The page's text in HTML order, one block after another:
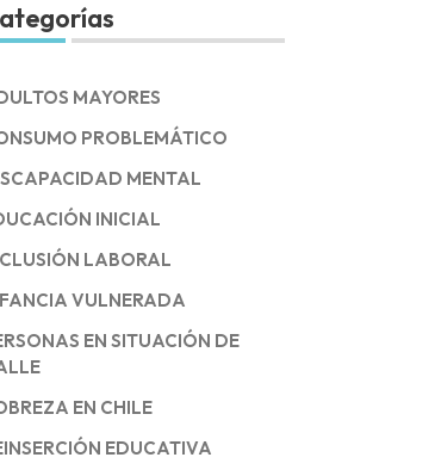
MAYORES
PROBLEMÁTICO
MENTAL
INICIAL
LABORAL
VULNERADA
EN SITUACIÓN DE
EN CHILE
EDUCATIVA